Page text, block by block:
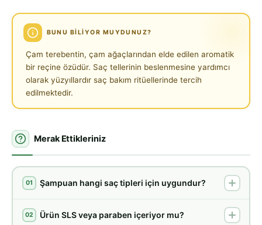
BUNU BILIYOR MUYDUNUZ?
Çam terebentin, çam ağaçlarından elde edilen aromatik
bir reçine özüdür. Saç tellerinin beslenmesine yardımcı
olarak yüzyıllardır saç bakım ritüellerinde tercih
edilmektedir.
Merak Ettikleriniz
01 Şampuan hangi saç tipleri için uygundur?
02 Ürün SLS veya paraben içeriyor mu?